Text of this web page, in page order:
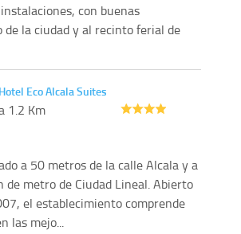
con buenas
de la ciudad y al recinto ferial de
Hotel Eco Alcala Suites
1.2 Km
a 50 metros de la calle Alcala y a
de metro de Ciudad Lineal. Abierto
el establecimiento comprende
las mejo...